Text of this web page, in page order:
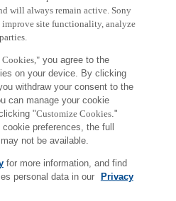
イドアプリ 『トーハクなび』
ースガイドを追加した最新版が本日
定技術
います。また、CSLは本コースガイドの
。
象に、1月22日から3月3日まで『トー
ブレット）の無料貸出サービスも実施さ
自身の端末に予めアプリをダウンロード
か、現地にて端末をお借りください。
will always remain active. Sony
site functionality, analyze
you agree to the
on your device. By clicking
withdraw your consent to the
can manage your cookie
"Customize Cookies."
preferences, the full
not be available.
for more information, and find
personal data in our
Privacy